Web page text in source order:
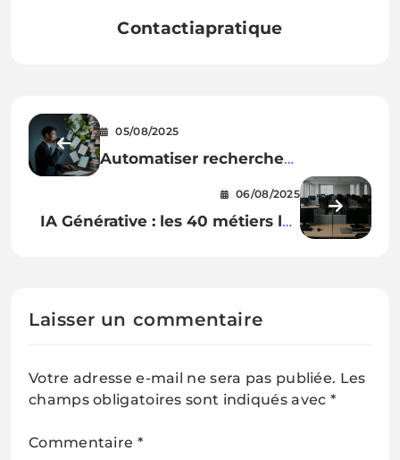
Contactiapratique
05/08/2025
Automatiser recherche
approfondie et présentation avec
le mode Agent de ChatGPT
06/08/2025
IA Générative : les 40 métiers les
Laisser un commentaire
Votre adresse e-mail ne sera pas publiée. Les
champs obligatoires sont indiqués avec *
Commentaire *